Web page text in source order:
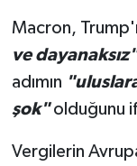
Macron,
ve dayanaksız"
adımın
şok"olduğunu
Vergilerin